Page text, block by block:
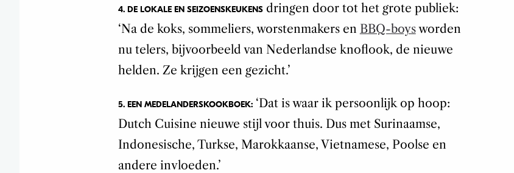
4. DE LOKALE EN SEIZOENSKEUKENSdringen door tot het grote publiek:
‘Na de koks, sommeliers, worstenmakers en BBQ-boysworden
nu telers, bijvoorbeeld van Nederlandse knoflook, de nieuwe
helden. Ze krijgen een gezicht.’
5. EEN MEDELANDERSKOOKBOEK:‘Dat is waar ik persoonlijk op hoop:
Dutch Cuisine nieuwe stijl voor thuis. Dus met Surinaamse,
Indonesische, Turkse, Marokkaanse, Vietnamese, Poolse en
andere invloeden.’